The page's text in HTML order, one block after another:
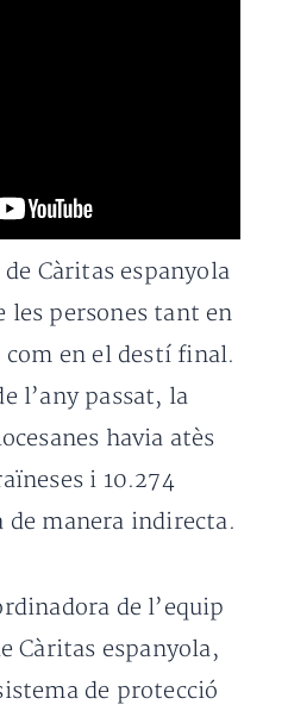
Càritas espanyola
les persones tant en
en el destí final.
l’any passat, la
havia atès
i 10.274
de manera indirecta.
de l’equip
Càritas espanyola,
de protecció